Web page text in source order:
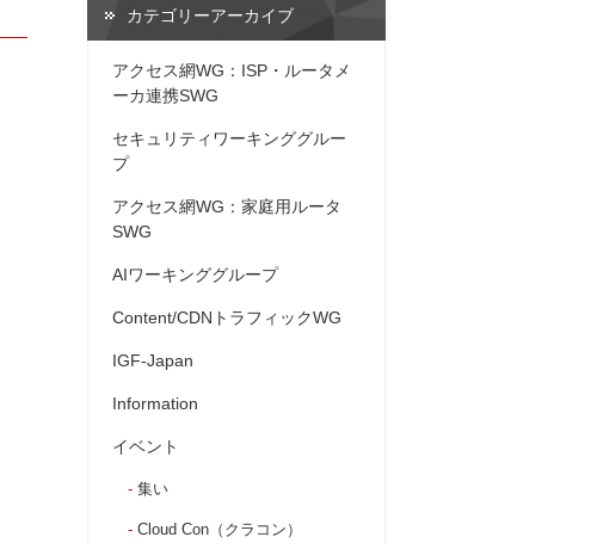
カテゴリーアーカイブ
アクセス網WG：ISP・ルータメ
ーカ連携SWG
セキュリティワーキンググルー
プ
アクセス網WG：家庭用ルータ
SWG
AIワーキンググループ
Content/CDNトラフィックWG
IGF-Japan
Information
イベント
集い
Cloud Con（クラコン）